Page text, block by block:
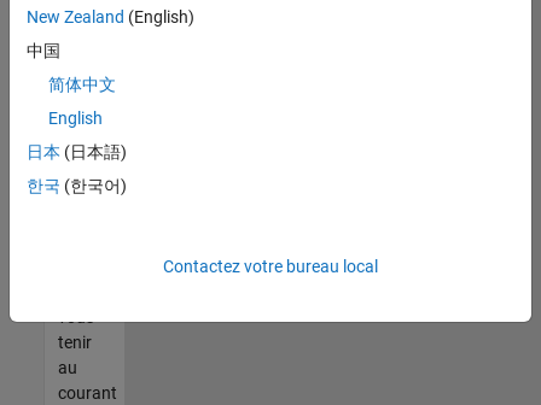
pas
d'offre
qui
corresponde
à vos
qualifications,
rejoignez
notre
vous
tenir
au
courant
New Zealand (English)
中国
简体中文
English
日本 (日本語)
한국 (한국어)
Contactez votre bureau local